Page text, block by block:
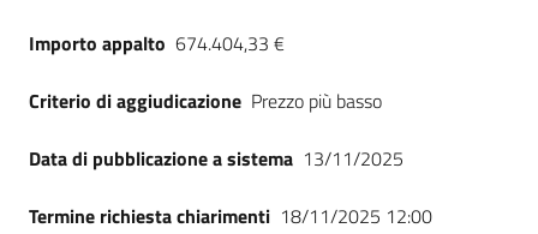
Seguici
Importo appalto 674.404,33 €
Criterio di aggiudicazione Prezzo più basso
Data di pubblicazione a sistema 13/11/2025
Termine richiesta chiarimenti 18/11/2025 12:00